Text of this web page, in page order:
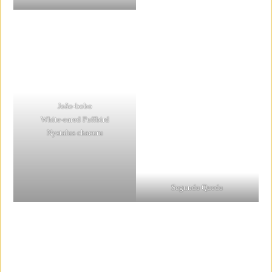
João-bobo
White-eared Puffbird
Nystalus chacuru
Segunda Queda